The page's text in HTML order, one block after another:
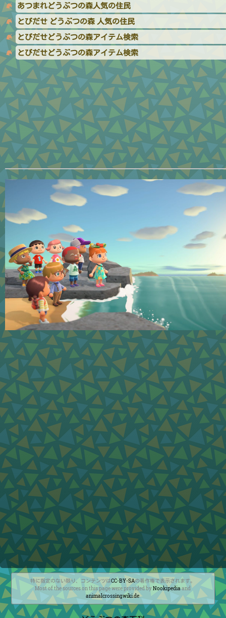
あつまれどうぶつの森人気の住民
とびだせ どうぶつの森 人気の住民
とびだせどうぶつの森アイテム検索
とびだせどうぶつの森アイテム検索
特に指定のない限り、コンテンツはCC-BY-SAの著作権で表示されます。
Most of the sources on this page were provided byNookipedia and
animalcrossingwiki.de.